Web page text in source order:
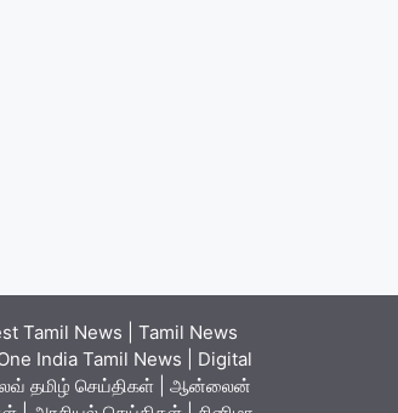
Tamil News | Tamil News
India Tamil News | Digital
லைவ் தமிழ் செய்திகள் | ஆன்லைன்